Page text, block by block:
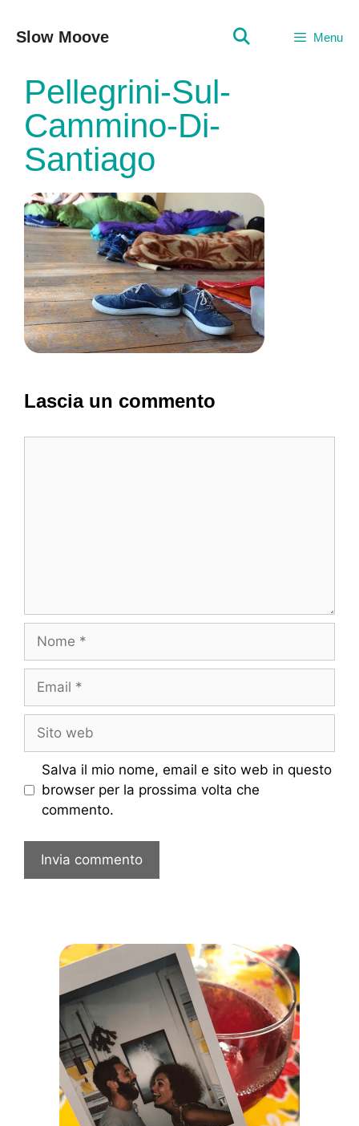
Slow Moove Menu
Pellegrini-Sul-
Cammino-Di-
Santiago
Lascia un commento
Nome
Email
Sito
web
Salva il mio nome, email e sito web in questo
browser per la prossima volta che
commento.